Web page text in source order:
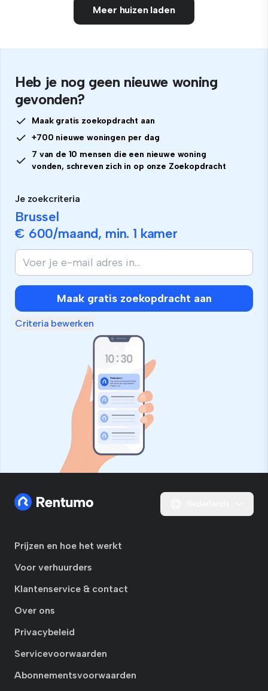
Meer huizen laden
Heb je nog geen nieuwe woning
gevonden?
Maak gratis zoekopdracht aan
+700 nieuwe woningen per dag
7 van de 10 mensen die een nieuwe woning
vonden, schreven zich in op onze Zoekopdracht
Je zoekcriteria
Brussel
€ 600/maand, min. 1 kamer
Maak gratis zoekopdracht aan
Criteria bewerken
Prijzen en hoe het werkt
Voor verhuurders
Klantenservice & contact
Over ons
Privacybeleid
Servicevoorwaarden
Abonnementsvoorwaarden